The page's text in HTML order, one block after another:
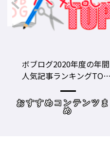
美容師の勝負グツ・定番
グツ ③－野口綾子［AND
THE BRICKS（アンドザブ
リックス）／神奈川県鎌
倉市］の場合－
読み物